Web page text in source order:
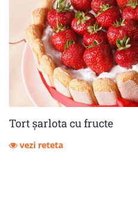
Tort șarlota cu fructe
vezi reteta